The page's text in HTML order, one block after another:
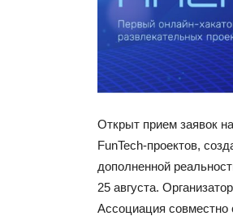
Открыт прием заявок
FunTech-проектов,
дополненной
25 августа.
Ассоциация совместно